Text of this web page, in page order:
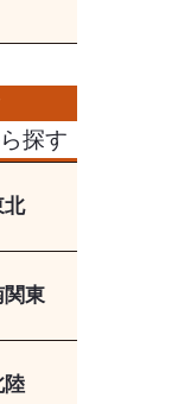
探す
北
関東
陸